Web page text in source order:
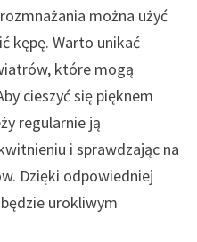
można użyć
kępę. Warto unikać
które mogą
cieszyć się pięknem
regularnie ją
i sprawdzając na
Dzięki odpowiedniej
urokliwym